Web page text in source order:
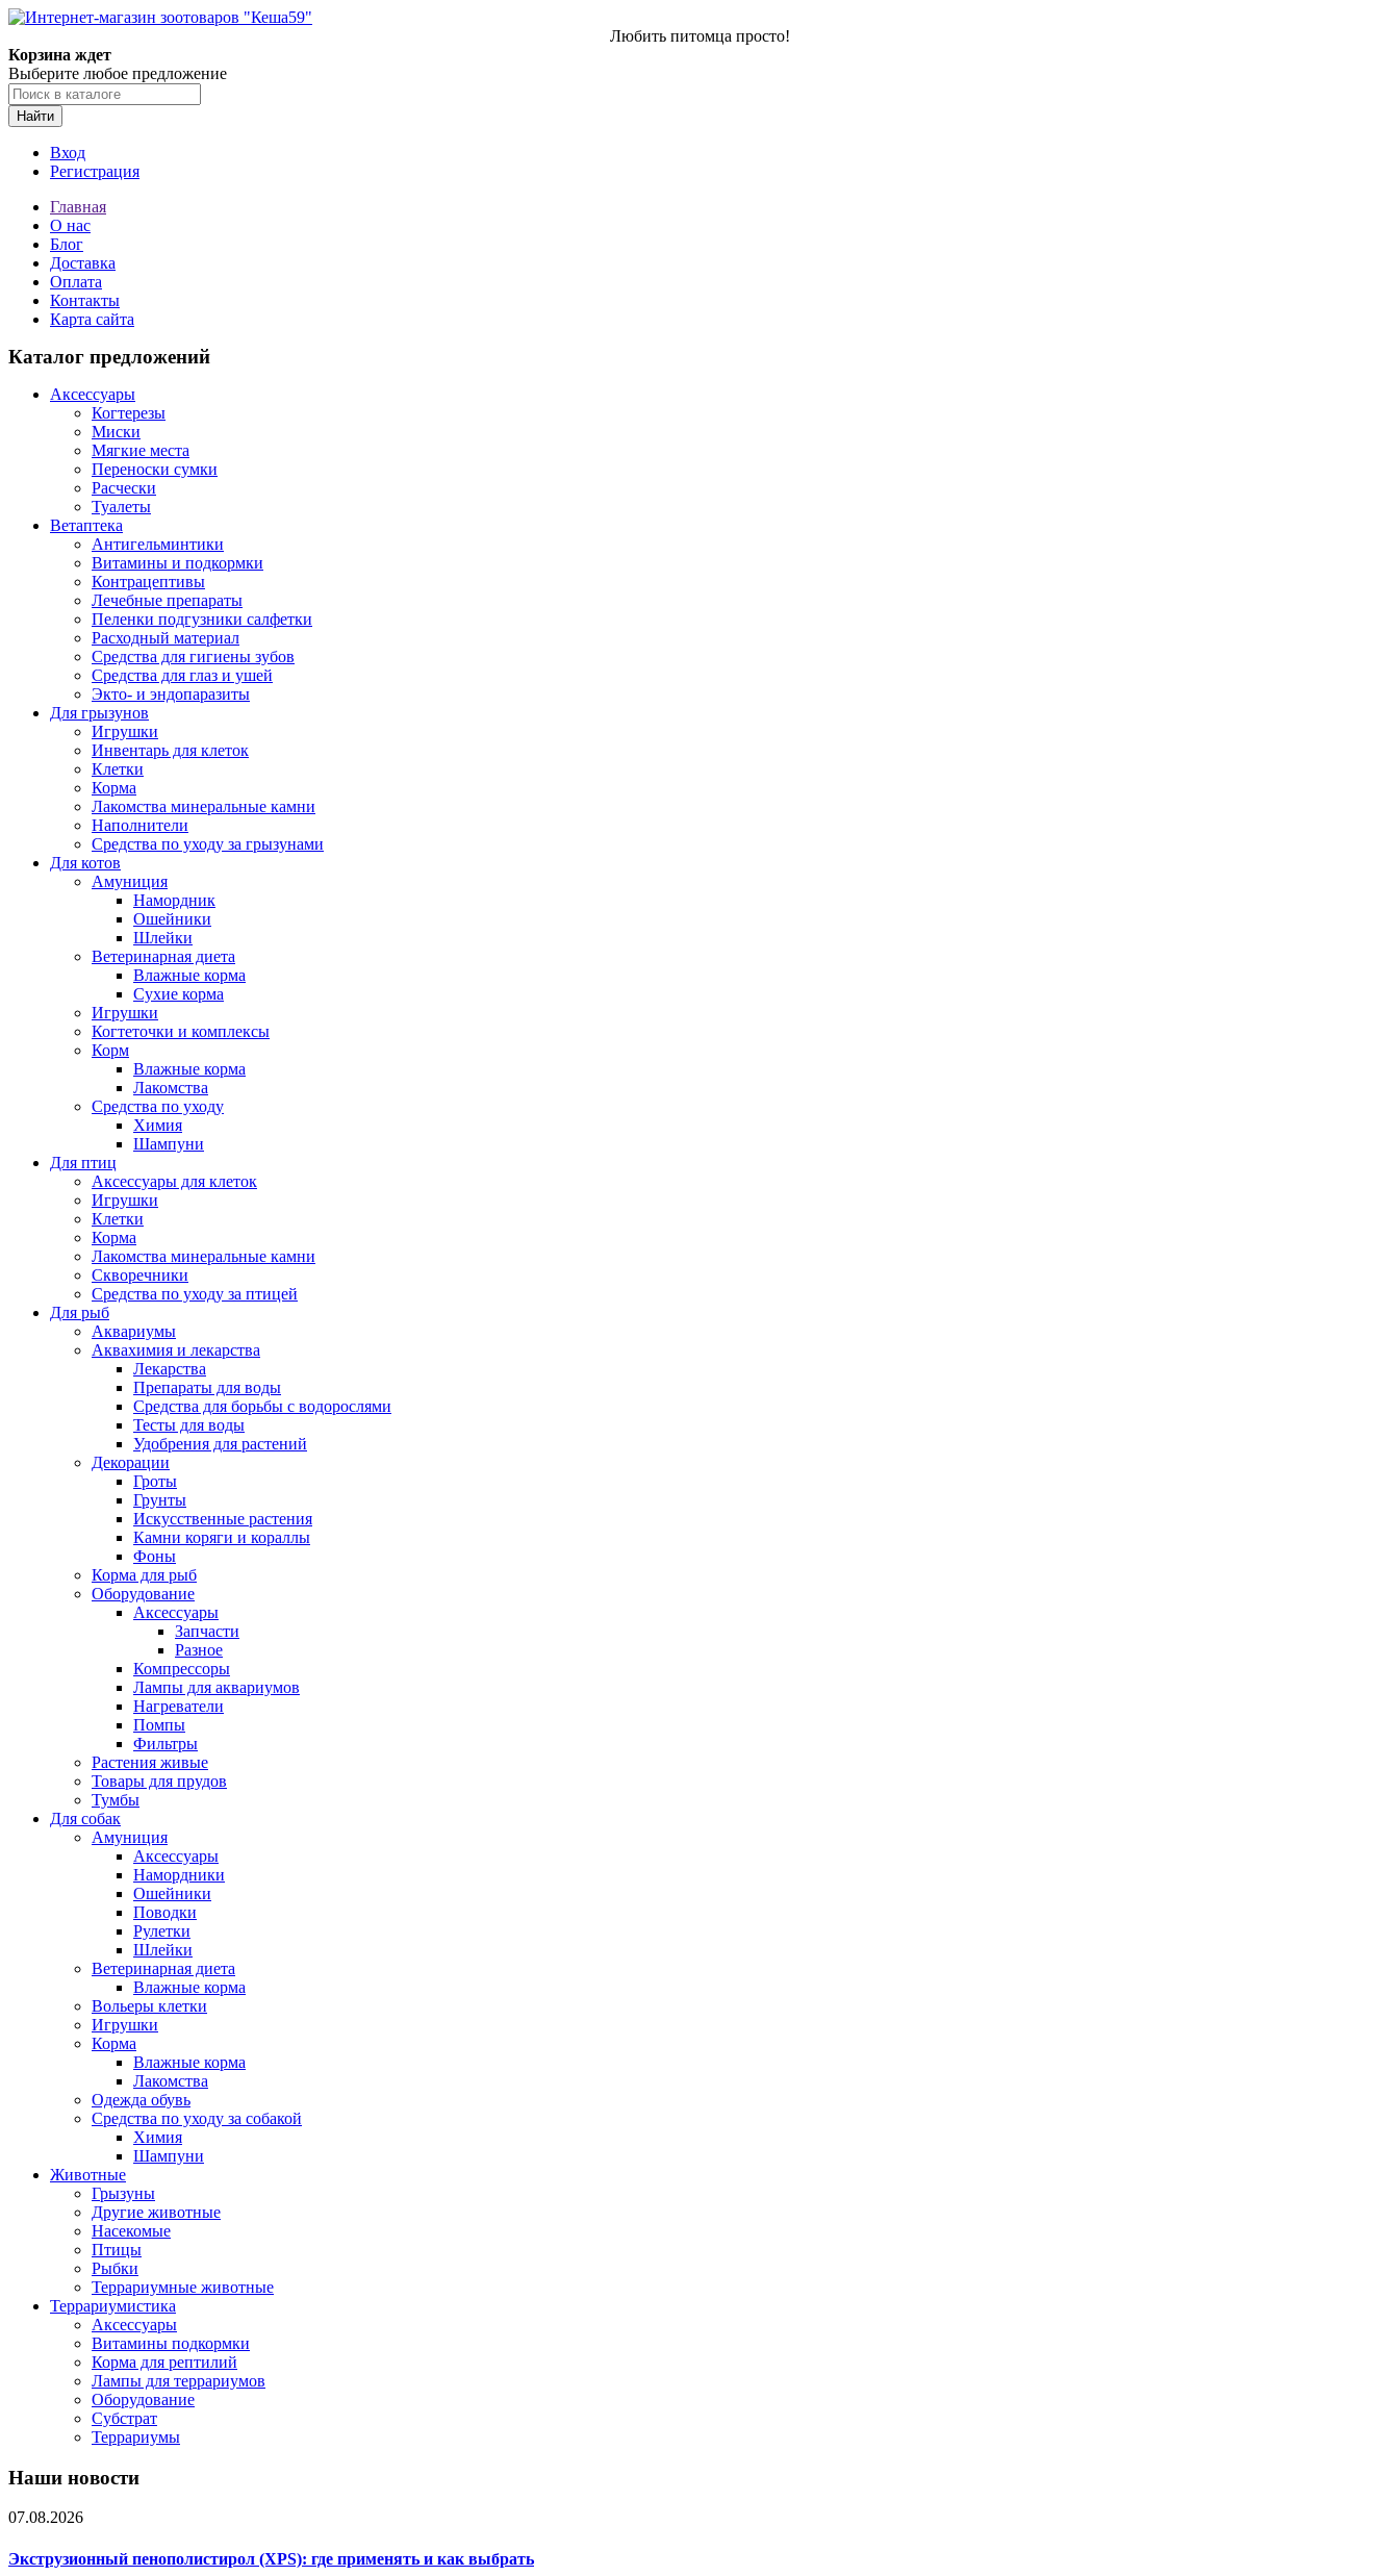
Любить питомца просто!
Корзина ждет
Выберите любое предложение
Найти
Вход
Регистрация
Главная
О нас
Блог
Доставка
Оплата
Контакты
Карта сайта
Каталог предложений
Аксессуары
Когтерезы
Миски
Мягкие места
Переноски сумки
Расчески
Туалеты
Ветаптека
Антигельминтики
Витамины и подкормки
Контрацептивы
Лечебные препараты
Пеленки подгузники салфетки
Расходный материал
Средства для гигиены зубов
Средства для глаз и ушей
Экто- и эндопаразиты
Для грызунов
Игрушки
Инвентарь для клеток
Клетки
Корма
Лакомства минеральные камни
Наполнители
Средства по уходу за грызунами
Для котов
Амуниция
Намордник
Ошейники
Шлейки
Ветеринарная диета
Влажные корма
Сухие корма
Игрушки
Когтеточки и комплексы
Корм
Влажные корма
Лакомства
Средства по уходу
Химия
Шампуни
Для птиц
Аксессуары для клеток
Игрушки
Клетки
Корма
Лакомства минеральные камни
Скворечники
Средства по уходу за птицей
Для рыб
Аквариумы
Аквахимия и лекарства
Лекарства
Препараты для воды
Средства для борьбы с водорослями
Тесты для воды
Удобрения для растений
Декорации
Гроты
Грунты
Искусственные растения
Камни коряги и кораллы
Фоны
Корма для рыб
Оборудование
Аксессуары
Запчасти
Разное
Компрессоры
Лампы для аквариумов
Нагреватели
Помпы
Фильтры
Растения живые
Товары для прудов
Тумбы
Для собак
Амуниция
Аксессуары
Намордники
Ошейники
Поводки
Рулетки
Шлейки
Ветеринарная диета
Влажные корма
Вольеры клетки
Игрушки
Корма
Влажные корма
Лакомства
Одежда обувь
Средства по уходу за собакой
Химия
Шампуни
Животные
Грызуны
Другие животные
Насекомые
Птицы
Рыбки
Террариумные животные
Террариумистика
Аксессуары
Витамины подкормки
Корма для рептилий
Лампы для террариумов
Оборудование
Субстрат
Террариумы
Наши новости
07.08.2026
Экструзионный пенополистирол (XPS): где применять и как выбрать